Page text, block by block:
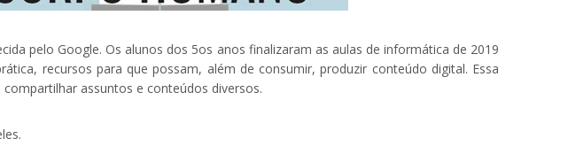
pelo Google. Os alunos dos 5os anos finalizaram as aulas de informática de 2019
recursos para que possam, além de consumir, produzir conteúdo digital. Essa
assuntos e conteúdos diversos.